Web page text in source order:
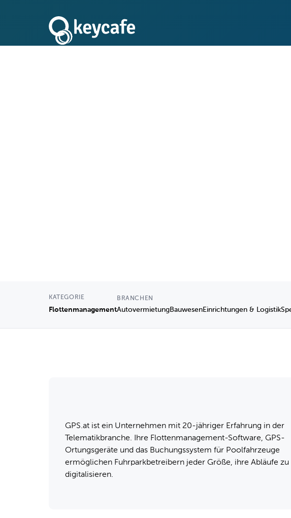
KATEGORIE
Flottenmanagement
BRANCHEN
AutovermietungBauwesenEinrichtungen & Logistik
GPS.at ist ein Unternehmen mit 20-jähriger Erfahrung in der
Telematikbranche. Ihre Flottenmanagement-Software, GPS-
Ortungsgeräte und das Buchungssystem für Poolfahrzeuge
ermöglichen Fuhrparkbetreibern jeder Größe, ihre Abläufe zu
digitalisieren.